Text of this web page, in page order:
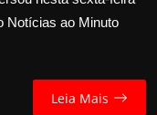
Notícias ao Minuto
Leia Mais